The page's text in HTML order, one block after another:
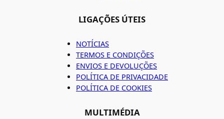
LIGAÇÕES ÚTEIS
NOTÍCIAS
TERMOS E CONDIÇÕES
ENVIOS E DEVOLUÇÕES
POLÍTICA DE PRIVACIDADE
POLÍTICA DE COOKIES
MULTIMÉDIA